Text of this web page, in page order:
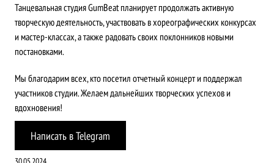
Танцевальная студия GumBeat планирует продолжать активную
творческую деятельность, участвовать в хореографических конкурсах
и мастер-классах, а также радовать своих поклонников новыми
постановками.
Мы благодарим всех, кто посетил отчетный концерт и поддержал
участников студии. Желаем дальнейших творческих успехов и
вдохновения!
Написать в Telegram